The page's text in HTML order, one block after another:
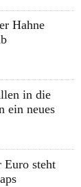
Hahne
in die
ein neues
Euro steht